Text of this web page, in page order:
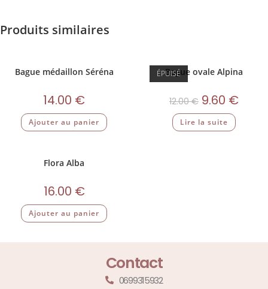
Produits similaires
Bague médaillon Séréna
14.00 €
Ajouter au panier
ÉPUISÉ
Bague ovale Alpina
12.00€ 9.60 €
Lire la suite
Flora Alba
16.00 €
Ajouter au panier
Contact
0699315932